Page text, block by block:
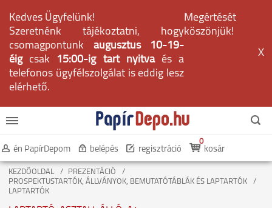
Kedves Ügyfelünk!
Szeretnénk tájékoztatni, hogy
csomagpontunk augusztus 10-19-
éig csak 15:00-ig tart nyitvaés a
telefonos ügyfélszolgálat is eddig lesz
elérhető.
Megértését
köszönjük!
X
én PapírDepom belépés regisztráció kosár
0
KEZDŐOLDAL
PREZENTÁCIÓ
PROSPEKTUSTARTÓK, ÁLLVÁNYOK, BEMUTATÓTÁBLÁK ÉS LAPTARTÓK
LAPTARTÓK